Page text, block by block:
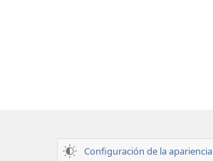
Configuración de la apariencia